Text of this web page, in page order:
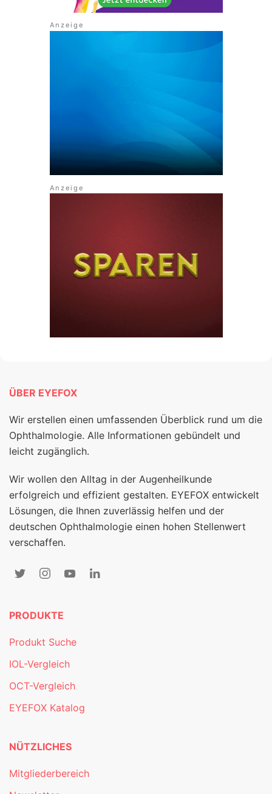
ÜBER EYEFOX
Wir erstellen einen umfassenden Überblick rund um die
Ophthalmologie. Alle Informationen gebündelt und
leicht zugänglich.
Wir wollen den Alltag in der Augenheilkunde
erfolgreich und effizient gestalten. EYEFOX entwickelt
Lösungen, die Ihnen zuverlässig helfen und der
deutschen Ophthalmologie einen hohen Stellenwert
verschaffen.
PRODUKTE
Produkt Suche
IOL-Vergleich
OCT-Vergleich
EYEFOX Katalog
NÜTZLICHES
Mitgliederbereich